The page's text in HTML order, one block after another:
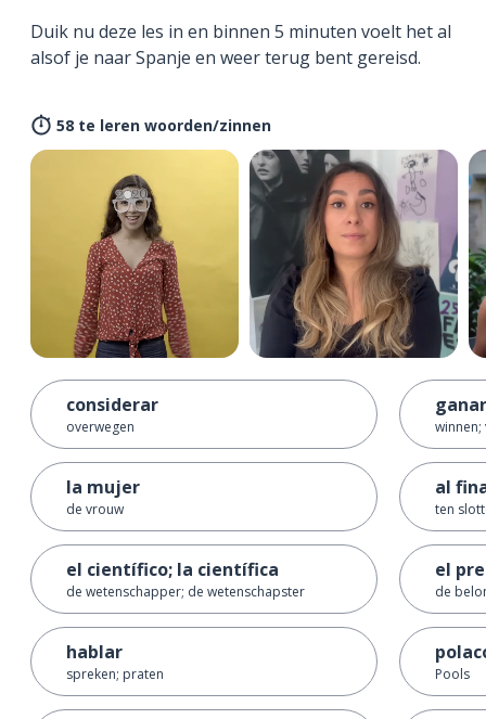
Duik nu deze les in en binnen 5 minuten voelt het al
alsof je naar Spanje en weer terug bent gereisd.
58 te leren woorden/zinnen
considerar
overwegen
la mujer
de vrouw
el científico; la científica
de wetenschapper; de wetenschapster
hablar
spreken; praten
ganar
al
ten
el
de
Pools